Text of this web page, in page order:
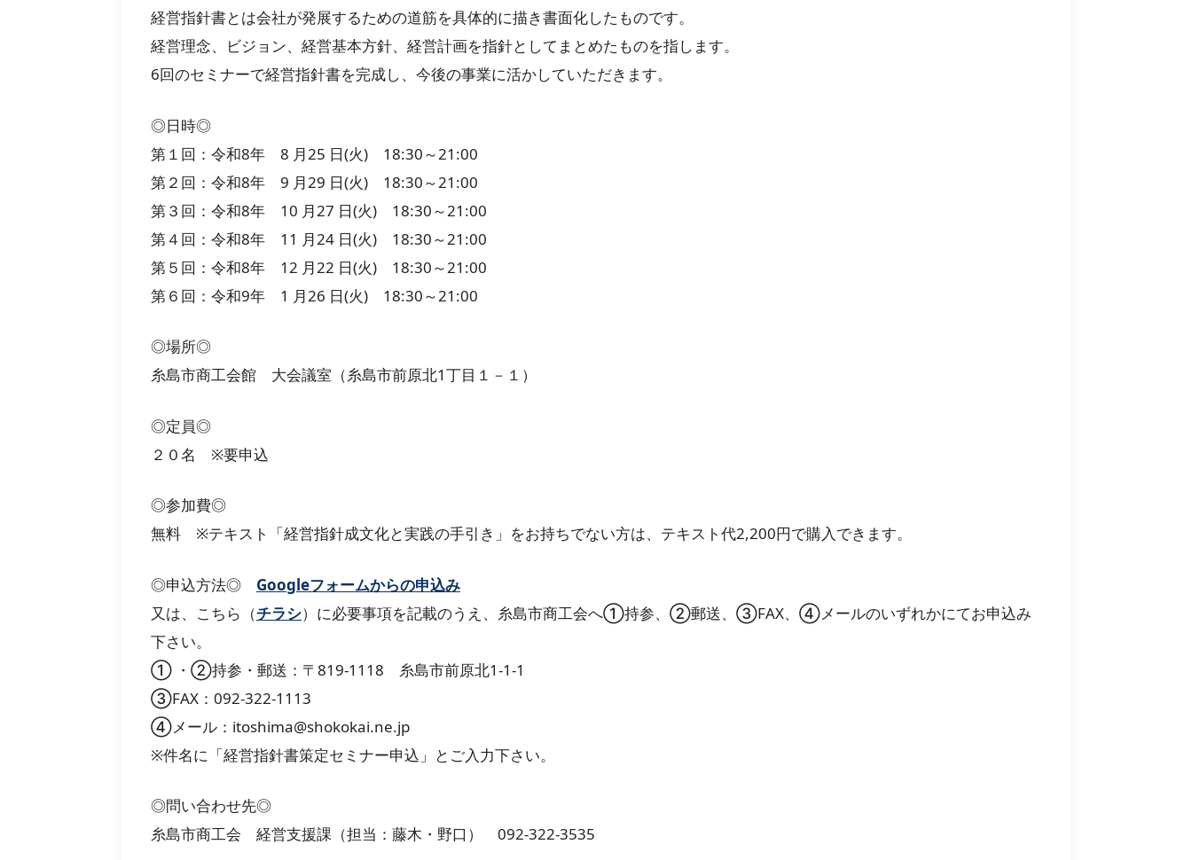
経営指針書とは会社が発展するための道筋を具体的に描き書面化したものです。
経営理念、ビジョン、経営基本方針、経営計画を指針としてまとめたものを指します。
6回のセミナーで経営指針書を完成し、今後の事業に活かしていただきます。
◎日時◎
第１回：令和8年 8 月25 日(火) 18:30～21:00
第２回：令和8年 9 月29 日(火) 18:30～21:00
第３回：令和8年 10 月27 日(火) 18:30～21:00
第４回：令和8年 11 月24 日(火) 18:30～21:00
第５回：令和8年 12 月22 日(火) 18:30～21:00
第６回：令和9年 1 月26 日(火) 18:30～21:00
◎場所◎
糸島市商工会館 大会議室（糸島市前原北1丁目１－１）
◎定員◎
２０名 ※要申込
◎参加費◎
無料 ※テキスト「経営指針成文化と実践の手引き」をお持ちでない方は、テキスト代2,200円で購入できます。
◎申込方法◎ Googleフォームからの申込み
又は、こちら（チラシ）に必要事項を記載のうえ、糸島市商工会へ①持参、②郵送、③FAX、④メールのいずれかにてお申込み
下さい。
① ・②持参・郵送：〒819-1118 糸島市前原北1-1-1
③FAX：092-322-1113
④メール：itoshima@shokokai.ne.jp
※件名に「経営指針書策定セミナー申込」とご入力下さい。
◎問い合わせ先◎
糸島市商工会 経営支援課（担当：藤木・野口） 092-322-3535